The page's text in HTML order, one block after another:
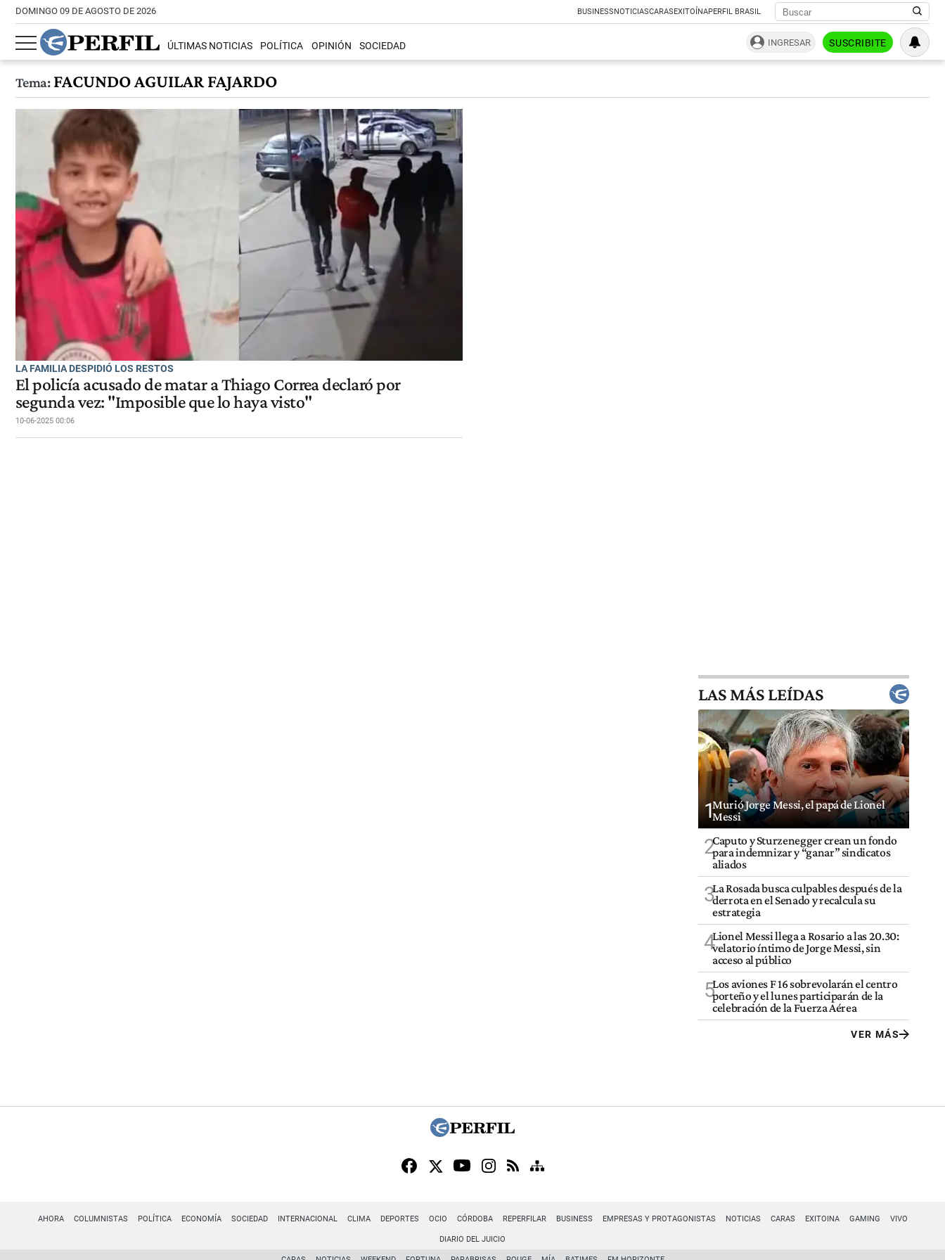
DOMINGO 09 DE AGOSTO DE 2026 BUSINESSNOTICIASCARASEXITOÍNAPERFIL BRASIL
ÚLTIMAS NOTICIAS POLÍTICA OPINIÓN SOCIEDAD INGRESAR SUSCRIBITE
Tema:FACUNDO AGUILAR FAJARDO
LA FAMILIA DESPIDIÓ LOS RESTOS
El policía acusado de matar a Thiago Correa declaró por
segunda vez: "Imposible que lo haya visto"
10-06-2025 00:06
LAS MÁS LEÍDAS
1Murió Jorge Messi, el papá de Lionel
Messi
2Caputo y Sturzenegger crean un fondo
para indemnizar y “ganar” sindicatos
aliados
3La Rosada busca culpables después de la
derrota en el Senado y recalcula su
estrategia
4Lionel Messi llega a Rosario a las 20.30:
velatorio íntimo de Jorge Messi, sin
acceso al público
5Los aviones F 16 sobrevolarán el centro
porteño y el lunes participarán de la
celebración de la Fuerza Aérea
VER MÁS
AHORA COLUMNISTAS POLÍTICA ECONOMÍA SOCIEDAD INTERNACIONAL CLIMA DEPORTES OCIO CÓRDOBA REPERFILAR BUSINESS EMPRESAS Y PROTAGONISTAS NOTICIAS CARAS EXITOINA GAMING VIVO
DIARIO DEL JUICIO